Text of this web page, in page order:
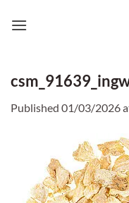
Published 01/03/2026